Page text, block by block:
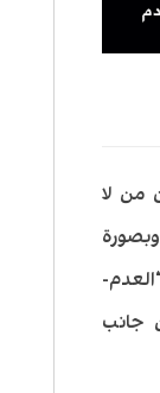
من لا
جانب